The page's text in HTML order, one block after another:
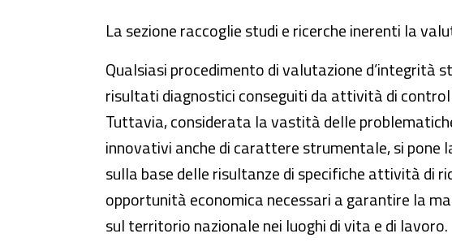
La sezione raccoglie studi e ricerche inerenti la
Qualsiasi procedimento di valutazione d’integrità
risultati diagnostici conseguiti da attività di
Tuttavia, considerata la vastità delle
innovativi anche di carattere strumentale, si pone
sulla base delle risultanze di specifiche attività di
opportunità economica necessari a garantire la
sul territorio nazionale nei luoghi di vita e di lavoro.